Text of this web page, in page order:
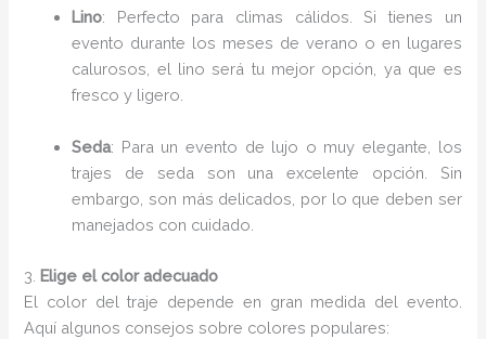
Lino: Perfecto para climas cálidos. Si tienes un
evento durante los meses de verano o en lugares
calurosos, el lino será tu mejor opción, ya que es
fresco y ligero.
Seda: Para un evento de lujo o muy elegante, los
trajes de seda son una excelente opción. Sin
embargo, son más delicados, por lo que deben ser
manejados con cuidado.
3. Elige el color adecuado
El color del traje depende en gran medida del evento.
Aquí algunos consejos sobre colores populares: